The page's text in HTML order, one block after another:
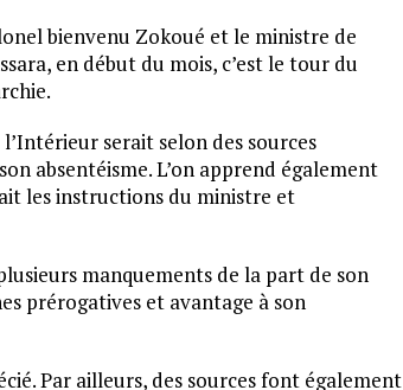
bienvenu Zokoué et le ministre de
en début du mois, c’est le tour du
serait selon des sources
absentéisme. L’on apprend également
les instructions du ministre et
manquements de la part de son
prérogatives et avantage à son
Par ailleurs, des sources font également